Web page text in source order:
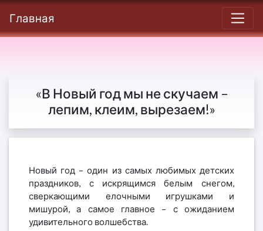
Главная
«В Новый год мы не скучаем –
лепим, клеим, вырезаем!»
Новый год – один из самых любимых детских
праздников, с искрящимся белым снегом,
сверкающими елочными игрушками и
мишурой, а самое главное – с ожиданием
удивительного волшебства.